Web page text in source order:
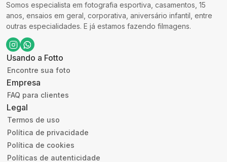
Somos especialista em fotografia esportiva, casamentos, 15
anos, ensaios em geral, corporativa, aniversário infantil, entre
outras especialidades. E já estamos fazendo filmagens.
Usando a Fotto
Encontre sua foto
Empresa
FAQ para clientes
Legal
Termos de uso
Política de privacidade
Política de cookies
Políticas de autenticidade